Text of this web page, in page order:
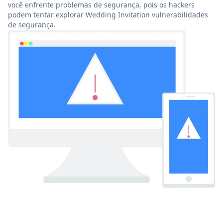
você enfrente problemas de segurança, pois os hackers
podem tentar explorar Wedding Invitation vulnerabilidades
de segurança.